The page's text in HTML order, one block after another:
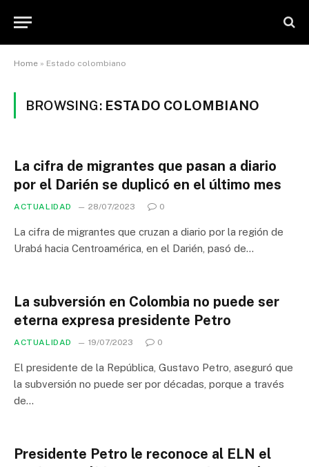
Home » Estado colombiano
BROWSING: ESTADO COLOMBIANO
La cifra de migrantes que pasan a diario
por el Darién se duplicó en el último mes
ACTUALIDAD 28/07/2023 0
La cifra de migrantes que cruzan a diario por la región de
Urabá hacia Centroamérica, en el Darién, pasó de…
La subversión en Colombia no puede ser
eterna expresa presidente Petro
ACTUALIDAD 19/07/2023 0
El presidente de la República, Gustavo Petro, aseguró que
la subversión no puede ser por décadas, porque a través
de…
Presidente Petro le reconoce al ELN el